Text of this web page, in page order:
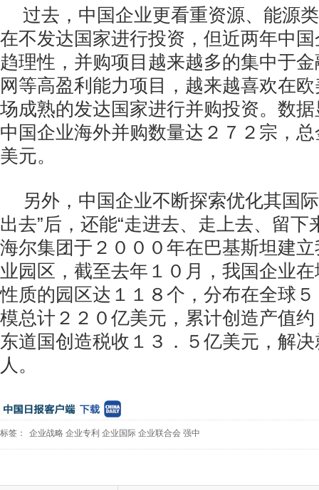
过去，中国企业更看重资源、能源
在不发达国家进行投资，但近两年中
趋理性，并购项目越来越多的集中于
网等高盈利能力项目，越来越喜欢在
场成熟的发达国家进行并购投资。数
中国企业海外并购数量达２７２宗，
美元。
另外，中国企业不断探索优化其国
出去”后，还能“走进去、走上去、留下
海尔集团于２０００年在巴基斯坦建
业园区，截至去年１０月，我国企业
性质的园区达１１８个，分布在全球
模总计２２０亿美元，累计创造产值
东道国创造税收１３．５亿美元，解
人。
标签： 企业战略 企业专利 企业国际 企业联合会 强中